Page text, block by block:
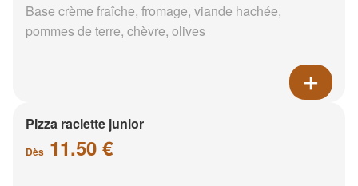
Base crème fraîche, fromage, viande hachée,
pommes de terre, chèvre, olives
Pizza raclette junior
Dès 11.50 €